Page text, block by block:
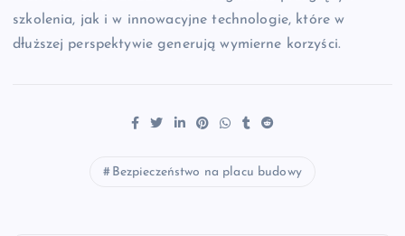
szkolenia, jak i w innowacyjne technologie, które w
dłuższej perspektywie generują wymierne korzyści.
Bezpieczeństwo na placu budowy